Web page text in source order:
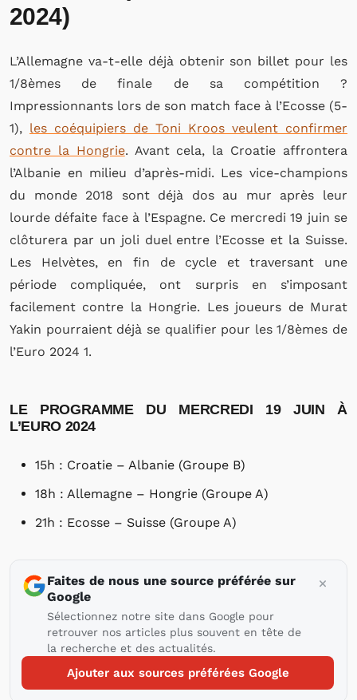
2024)
L’Allemagne va-t-elle déjà obtenir son billet pour les
1/8èmes de finale de sa compétition ?
Impressionnants lors de son match face à l’Ecosse (5-
1), les coéquipiers de Toni Kroos veulent confirmer
contre la Hongrie. Avant cela, la Croatie affrontera
l’Albanie en milieu d’après-midi. Les vice-champions
du monde 2018 sont déjà dos au mur après leur
lourde défaite face à l’Espagne. Ce mercredi 19 juin se
clôturera par un joli duel entre l’Ecosse et la Suisse.
Les Helvètes, en fin de cycle et traversant une
période compliquée, ont surpris en s’imposant
facilement contre la Hongrie. Les joueurs de Murat
Yakin pourraient déjà se qualifier pour les 1/8èmes de
l’Euro 2024 1.
LE PROGRAMME DU MERCREDI 19 JUIN À
L’EURO 2024
15h : Croatie – Albanie (Groupe B)
18h : Allemagne – Hongrie (Groupe A)
21h : Ecosse – Suisse (Groupe A)
Faites de nous une source préférée sur
Google
Sélectionnez notre site dans Google pour
retrouver nos articles plus souvent en tête de
la recherche et des actualités.
Ajouter aux sources préférées Google